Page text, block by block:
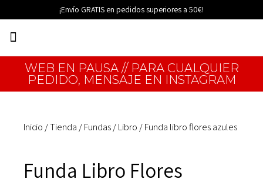
al
contenido
¡Envío GRATIS en pedidos superiores a 50€!
Menú
WEB EN PAUSA // PARA CUALQUIER
PEDIDO, MENSAJE EN INSTAGRAM
Inicio /Tienda /Fundas/Libro / Funda libro flores azules
Funda Libro Flores